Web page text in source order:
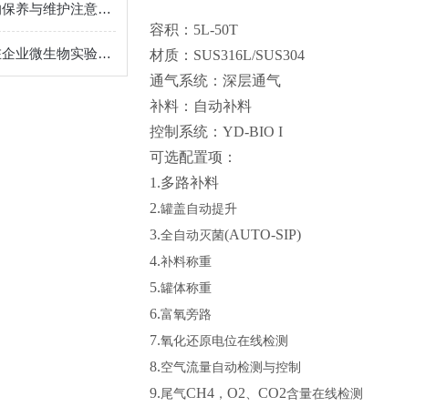
微生物发酵罐的保养与维护注意事项
微生物发酵罐在企业微生物实验室中的关键作用
容积：5L-50T
材质：SUS316L/SUS304
通气系统：深层通气
补料：自动补料
控制系统：YD-BIO I
可选配置项：
1.多路补料
2.罐盖自动提升
3.全自动灭菌(AUTO-SIP)
4.补料称重
5.罐体称重
6.富氧旁路
7.氧化还原电位在线检测
8.空气流量自动检测与控制
9.尾气CH4 ， O2、 CO2含量在线检测